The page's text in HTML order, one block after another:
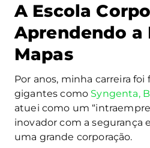
A Escola
Aprendendo a
Mapas
Por anos, minha carreira foi
gigantes como Syngenta,
atuei como um
inovador com a segurança
uma grande corporação.